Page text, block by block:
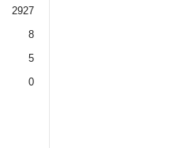
2927
8
5
0